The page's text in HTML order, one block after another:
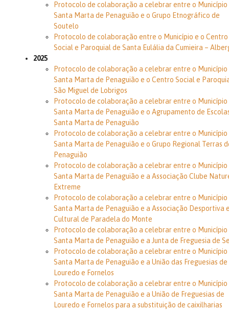
Protocolo de colaboração a celebrar entre o Município
Santa Marta de Penaguião e o Grupo Etnográfico de
Soutelo
Protocolo de colaboração entre o Município e o Centro
Social e Paroquial de Santa Eulália da Cumieira –
2025
Protocolo de colaboração a celebrar entre o Município
Santa Marta de Penaguião e o Centro Social e
São Miguel de Lobrigos
Protocolo de colaboração a celebrar entre o Município
Santa Marta de Penaguião e o Agrupamento de
Santa Marta de Penaguião
Protocolo de colaboração a celebrar entre o Município
Santa Marta de Penaguião e o Grupo Regional Terras
Penaguião
Protocolo de colaboração a celebrar entre o Município
Santa Marta de Penaguião e a Associação Clube
Extreme
Protocolo de colaboração a celebrar entre o Município
Santa Marta de Penaguião e a Associação Desportiva
Cultural de Paradela do Monte
Protocolo de colaboração a celebrar entre o Município
Santa Marta de Penaguião e a Junta de Freguesia de
Protocolo de colaboração a celebrar entre o Município
Santa Marta de Penaguião e a União das Freguesias de
Louredo e Fornelos
Protocolo de colaboração a celebrar entre o Município
Santa Marta de Penaguião e a União de Freguesias de
Louredo e Fornelos para a substituição de caixilharias